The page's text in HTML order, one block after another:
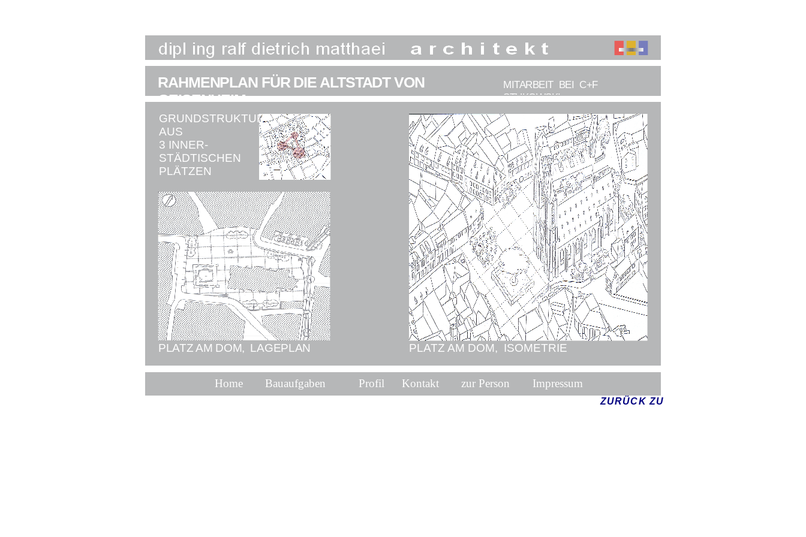
Home Bauaufgaben Profil Kontakt zur Person Impressum
RAHMENPLAN FÜR DIE ALTSTADT VON
GEISENHEIM
MITARBEIT BEI C+F
STUKOWSKI
PLATZ AM DOM, ISOMETRIE
PLATZ AM DOM, LAGEPLAN
GRUNDSTRUKTUR
AUS
3 INNER-
STÄDTISCHEN
PLÄTZEN
ZURÜCK ZU